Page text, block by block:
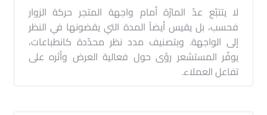
لا يتتبّع عدّ المارّة أمام واجهة المتجر حركة الزوار
فحسب، بل يقيس أيضاً المدة التي يقضونها في النظر
إلى الواجهة. وبتصنيف مدد نظر محدّدة كانطباعات،
يوفّر المستشعر رؤى حول فعالية العرض وأثره على
تفاعل العملاء.